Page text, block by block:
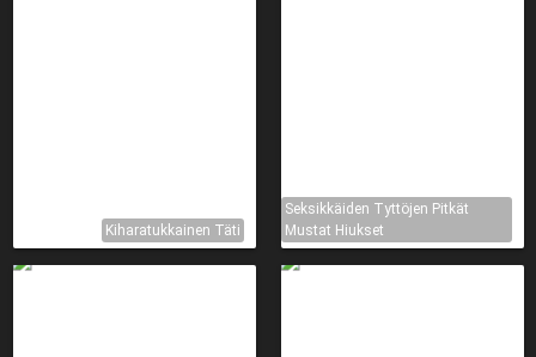
Kiharatukkainen Täti
Seksikkäiden Tyttöjen Pitkät
Mustat Hiukset